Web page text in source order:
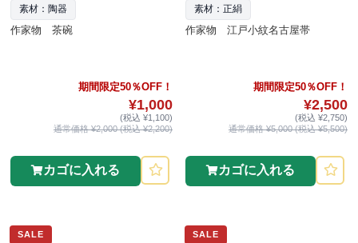
素材：陶器
作家物 茶碗
期間限定50％OFF！
¥1,000
(税込 ¥1,100)
通常価格 ¥2,000 (税込 ¥2,200)
カゴに入れる
素材：正絹
作家物 江戸小紋名古屋帯
期間限定50％OFF！
¥2,500
(税込 ¥2,750)
通常価格 ¥5,000 (税込 ¥5,500)
カゴに入れる
SALE SALE